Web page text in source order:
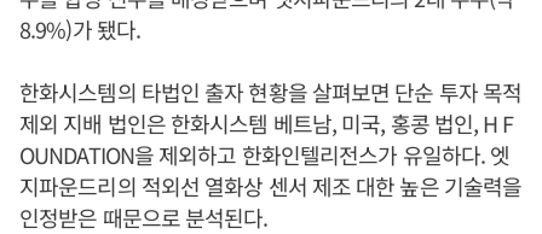
8.9%)가 됐다.
한화시스템의 타법인 출자 현황을 살펴보면 단순 투자 목적
제외 지배 법인은 한화시스템 베트남, 미국, 홍콩 법인, H F
OUNDATION을 제외하고 한화인텔리전스가 유일하다. 엣
지파운드리의 적외선 열화상 센서 제조 대한 높은 기술력을
인정받은 때문으로 분석된다.